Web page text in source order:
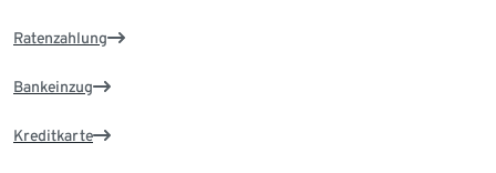
Ratenzahlung
Bankeinzug
Kreditkarte